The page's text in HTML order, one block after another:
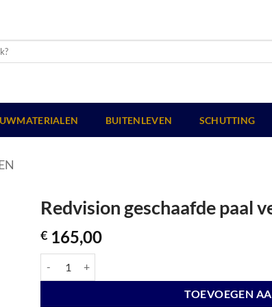
BUITENLEVEN SCHUTTING
Redvision geschaafde paal
€ 165,00
TOEVOEGEN